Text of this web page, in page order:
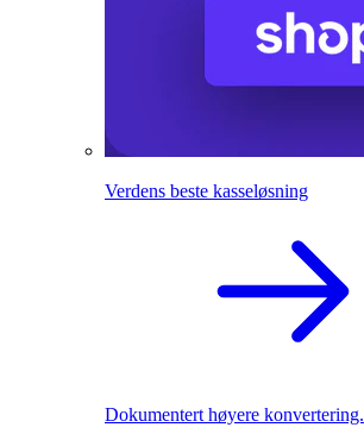
Verdens beste kasseløsning
Dokumentert høyere konvertering.